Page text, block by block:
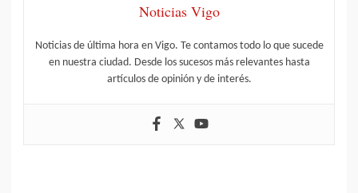
Noticias Vigo
Noticias de última hora en Vigo. Te contamos todo lo que sucede
en nuestra ciudad. Desde los sucesos más relevantes hasta
artículos de opinión y de interés.